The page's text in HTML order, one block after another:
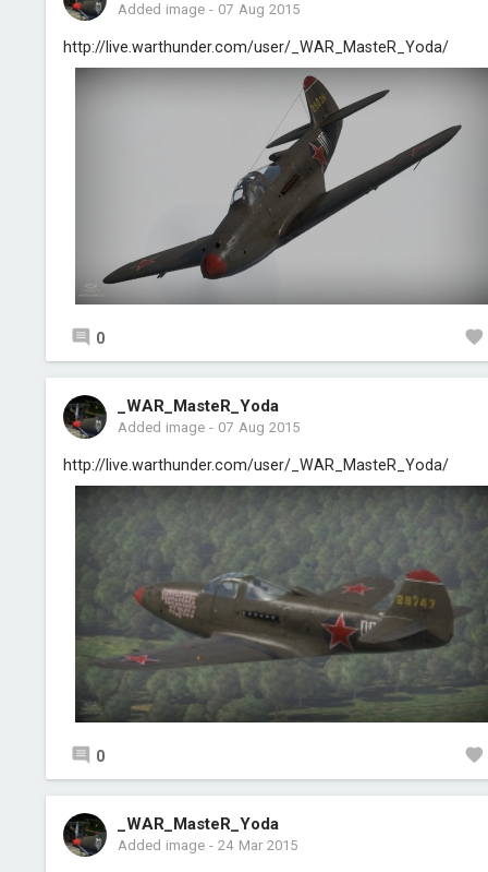
Added image- 07 Aug 2015
http://live.warthunder.com/user/_WAR_MasteR_Yoda/
0
_WAR_MasteR_Yoda
Added image- 07 Aug 2015
http://live.warthunder.com/user/_WAR_MasteR_Yoda/
0
_WAR_MasteR_Yoda
Added image-24 Mar 2015